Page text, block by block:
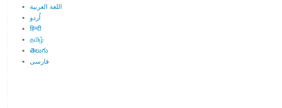
اللغة العربية
اُردو
हिन्दी
தமிழ்
తెలుగు
فارسی